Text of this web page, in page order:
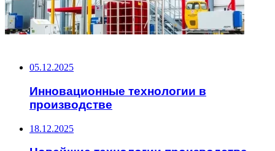
05.12.2025
Инновационные технологии в
производстве
18.12.2025